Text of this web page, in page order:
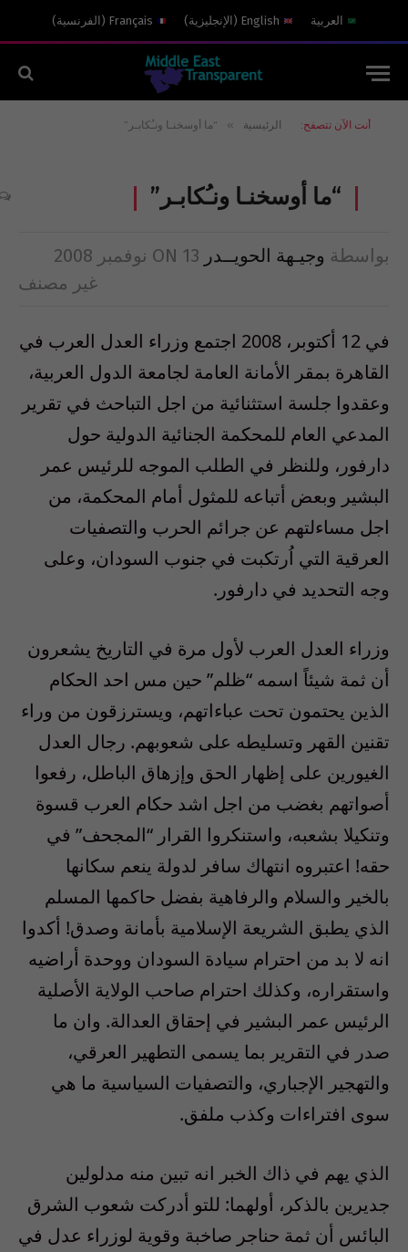
العربية English
( الإنجليزية)
Français
( الفرنسية)
أنت الآن تتصفح: الرئيسية » “ما أوسخنـا ونـُكابـر”
“ما أوسخنـا ونـُكابـر”
بواسطة وجيـهة الحويــدر ON 13 نوفمبر 2008
غير مصنف
في 12 أكتوبر، 2008 اجتمع وزراء العدل العرب في
القاهرة بمقر الأمانة العامة لجامعة الدول العربية،
وعقدوا جلسة استثنائية من اجل التباحث في تقرير
المدعي العام للمحكمة الجنائية الدولية حول
دارفور، وللنظر في الطلب الموجه للرئيس عمر
البشير وبعض أتباعه للمثول أمام المحكمة، من
اجل مساءلتهم عن جرائم الحرب والتصفيات
العرقية التي اُرتكبت في جنوب السودان، وعلى
وجه التحديد في دارفور.
وزراء العدل العرب لأول مرة في التاريخ يشعرون
أن ثمة شيئاً اسمه “ظلم” حين مس احد الحكام
الذين يحتمون تحت عباءاتهم، ويسترزقون من وراء
تقنين القهر وتسليطه على شعوبهم. رجال العدل
الغيورين على إظهار الحق وإزهاق الباطل، رفعوا
أصواتهم بغضب من اجل اشد حكام العرب قسوة
وتنكيلا بشعبه، واستنكروا القرار “المجحف” في
حقه! اعتبروه انتهاك سافر لدولة ينعم سكانها
بالخير والسلام والرفاهية بفضل حاكمها المسلم
الذي يطبق الشريعة الإسلامية بأمانة وصدق! أكدوا
انه لا بد من احترام سيادة السودان ووحدة أراضيه
واستقراره‏، وكذلك احترام صاحب الولاية الأصلية
الرئيس عمر البشير في إحقاق العدالة‏. وان ما
صدر في التقرير بما يسمى التطهير العرقي،
والتهجير الإجباري، والتصفيات السياسية ما هي
سوى افتراءات وكذب ملفق. ‏‏
الذي يهم في ذاك الخبر انه تبين منه مدلولين
جديرين بالذكر، أولهما: للتو أدركت شعوب الشرق
البائس أن ثمة حناجر صاخبة وقوية لوزراء عدل في